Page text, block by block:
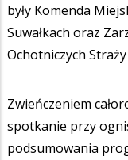
były Komenda
Suwałkach oraz
Ochotniczych
Zwieńczeniem
spotkanie przy
podsumowania